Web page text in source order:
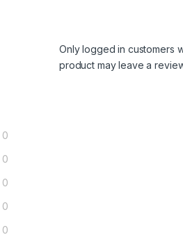
0
0
0
0
0
Only logged in customers
product may leave a